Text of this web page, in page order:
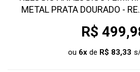
METAL PRATA DOURADO -
R$
ou 6xde R$ 83,33